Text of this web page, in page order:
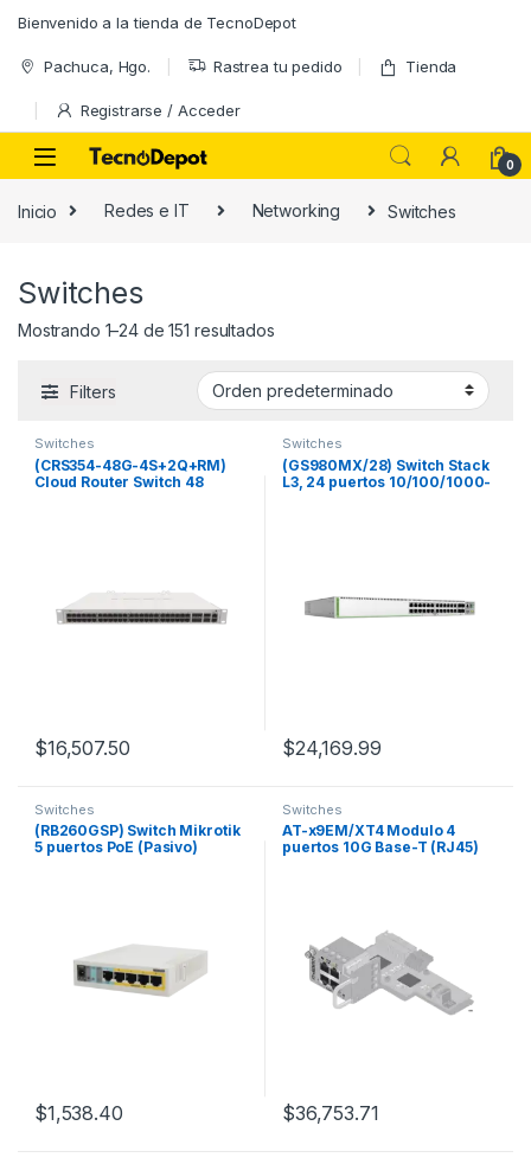
Bienvenido a la tienda de TecnoDepot
Pachuca, Hgo. Rastrea tu pedido Tienda
Registrarse / Acceder
0
Inicio Redes e IT Networking Switches
Switches
Mostrando 1–24 de 151 resultados
Filters
Switches
(CRS354-48G-4S+2Q+RM)
Cloud Router Switch 48
$16,507.50
Switches
(GS980MX/28) Switch Stack
L3, 24 puertos 10/100/1000-
$24,169.99
Switches
(RB260GSP) Switch Mikrotik
5 puertos PoE (Pasivo)
$1,538.40
Switches
AT-x9EM/XT4 Modulo 4
puertos 10G Base-T (RJ45)
$36,753.71